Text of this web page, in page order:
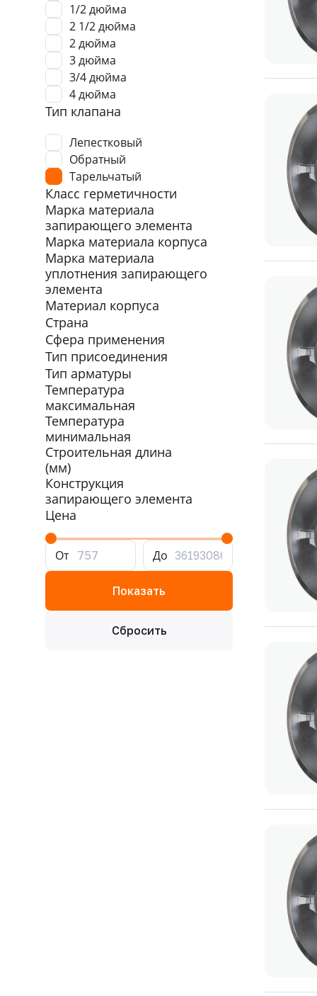
1/2 дюйма
2 1/2 дюйма
2 дюйма
3 дюйма
3/4 дюйма
4 дюйма
Тип клапана
Лепестковый
Обратный
Тарельчатый
Класс герметичности
Марка материала
запирающего элемента
Марка материала корпуса
Марка материала
уплотнения запирающего
элемента
Материал корпуса
Страна
Сфера применения
Тип присоединения
Тип арматуры
Температура
максимальная
Температура
минимальная
Строительная длина
(мм)
Конструкция
запирающего элемента
Цена
От До